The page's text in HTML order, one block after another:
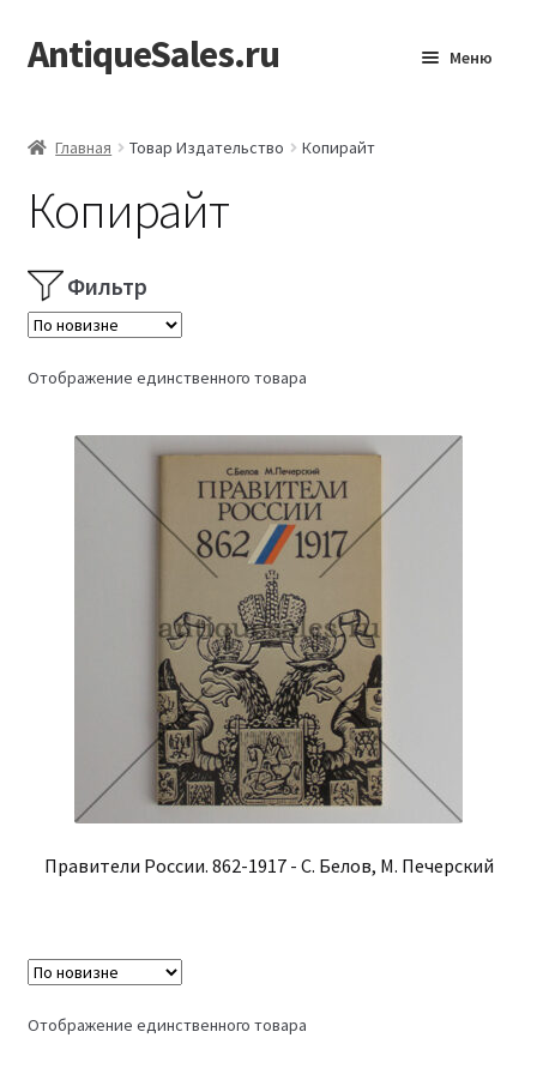
Перейти
к
Перейти
к
AntiqueSales.ru Меню
Главная Товар Издательство Копирайт
Копирайт
Фильтр
Отображение единственного товара
Правители России. 862-1917 - С. Белов, М. Печерский
Отображение единственного товара